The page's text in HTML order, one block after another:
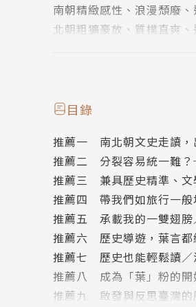
南朝精緻感性、浪漫頹廢、
北朝粗獷豪放、質樸直爽、
直到一股新生的力量從北
要了解中國歷史，不可不知
南朝，從西元四二○年劉裕
期間有不斷發生的南北戰
的世家大族⋯⋯將在此一一
精緻優美的南朝文化、南
這本書將全面引導我們深
浸淫南北朝史五十年的 葉
無不可。
目錄
推薦一 南北朝文史走讀，
推薦二 分裂容易統一難
推薦三 兼具歷史精準、文
推薦四 帶我們如旅行一般
推薦五 承載我的一雙翅膀
推薦六 歷史導遊，葉言都
推薦七 歷史也能輕鬆讀／
推薦八 成為「葉」粉的開
推薦九 啟發與反思臺灣的